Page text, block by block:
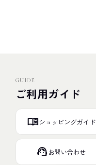
GUIDE
ご利用ガイド
menu_bookショッピングガイド
support_agent お問い合わせ